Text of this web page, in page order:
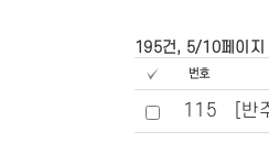
195건, 5/10페이지
115 [반